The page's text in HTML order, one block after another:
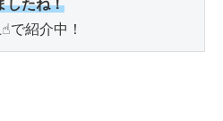
したね！
で紹介中！